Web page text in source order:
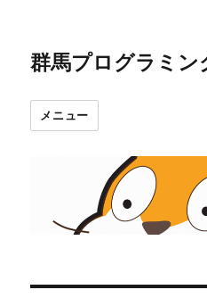
群馬プログラミン
メニュー